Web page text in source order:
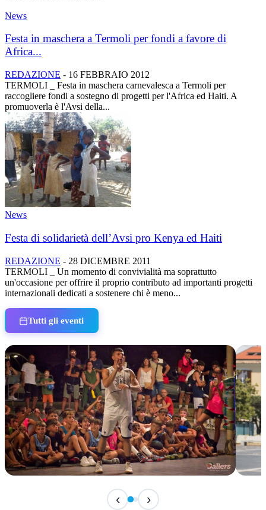
News
Festa in maschera a Termoli per fondi a favore di
Africa...
REDAZIONE - 16 FEBBRAIO 2012
TERMOLI _ Festa in maschera carnevalesca a Termoli per
raccogliere fondi a sostegno di progetti per l'Africa ed Haiti. A
promuoverla è l'Avsi della...
News
Festa di solidarietà dell’Avsi pro Kenya ed Haiti
REDAZIONE - 28 DICEMBRE 2011
TERMOLI _ Un momento di convivialità ma soprattutto
un'occasione per offrire il proprio contributo ad importanti progetti
internazionali dedicati a sostenere chi è meno...
Tutti gli eventi
Classic Contest 3vs3 Memorial Michele
‹ ›